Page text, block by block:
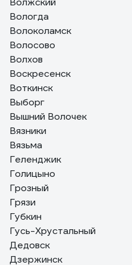
Вологда
Волоколамск
Волосово
Волхов
Воскресенск
Воткинск
Выборг
Вышний Волочек
Вязники
Вязьма
Геленджик
Голицыно
Грозный
Грязи
Губкин
Гусь-Хрустальный
Дедовск
Дзержинск